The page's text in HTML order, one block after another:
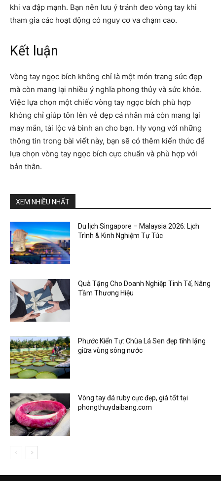
khi va đập mạnh. Bạn nên lưu ý tránh đeo vòng tay khi
tham gia các hoạt động có nguy cơ va chạm cao.
Kết luận
Vòng tay ngọc bích không chỉ là một món trang sức đẹp
mà còn mang lại nhiều ý nghĩa phong thủy và sức khỏe.
Việc lựa chọn một chiếc vòng tay ngọc bích phù hợp
không chỉ giúp tôn lên vẻ đẹp cá nhân mà còn mang lại
may mắn, tài lộc và bình an cho bạn. Hy vọng với những
thông tin trong bài viết này, bạn sẽ có thêm kiến thức để
lựa chọn vòng tay ngọc bích cực chuẩn và phù hợp với
bản thân.
XEM NHIỀU NHẤT
Du lịch Singapore – Malaysia 2026: Lịch
Trình & Kinh Nghiệm Tự Túc
Quà Tặng Cho Doanh Nghiệp Tinh Tế, Nâng
Tầm Thương Hiệu
Phước Kiển Tự: Chùa Lá Sen đẹp tĩnh lặng
giữa vùng sông nước
Vòng tay đá ruby cực đẹp, giá tốt tại
phongthuydaibang.com